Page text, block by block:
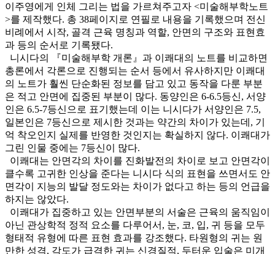
이주영에게 인체 그리는 법을 가르쳐주고자 <미술해부학노트
>를 제작했다. 총 38페이지로 연필로 내용을 기록했으며 전신
비례에서 시작, 골격 근육 명칭과 역할, 안면의 구조와 표현효
과 등의 순서로 기록됐다.
니시다의 『미술해부학 개론』과 이쾌대의 노트를 비교하면
총론에서 각론으로 진행되는 순서 등에서 유사하지만 이쾌대
의 노트가 훨씬 단순화된 정보를 담고 있고 동작을 다룬 부분
은 적고 안면에 집중된 부분이 많다. 동양인은 6-6.5등신, 서양
인은 6.5-7등신으로 표기했는데 이는 니시다가 서양인은 7.5,
일본인은 7등신으로 제시한 것과는 약간의 차이가 있는데, 기
억 착오인지 실제를 반영한 것인지는 확실하지 않다. 이쾌대가
그린 인물 중에는 7등신이 많다.
이쾌대는 안면각의 차이를 진화발전의 차이로 보고 안면각이
클수록 고귀한 인상을 준다는 니시다 식의 표현을 쓰면서도 안
면각이 지능의 발달 정도와는 차이가 없다고 하는 등의 언급을
하지는 않았다.
이쾌대가 집중하고 있는 안면부분의 서술은 근육의 움직임이
아닌 관상학적 정적 요소를 다루어서, 눈, 코, 입, 귀 등을 모두
형태적 유형에 따른 표현 효과를 강조했다. 타원형의 귀는 원
만한 성격, 각도가 급격한 귀는 신경질적, 두터운 입술은 미개